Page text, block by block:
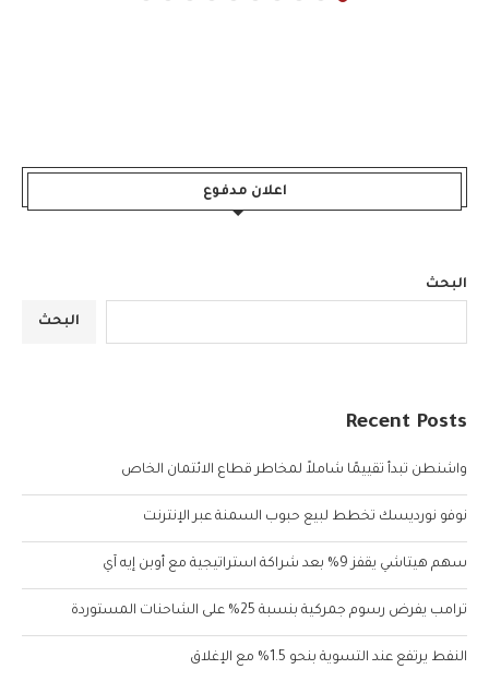
اعلان مدفوع
البحث
البحث
Recent Posts
واشنطن تبدأ تقييمًا شاملاً لمخاطر قطاع الائتمان الخاص
نوفو نورديسك تخطط لبيع حبوب السمنة عبر الإنترنت
سهم هيتاشي يقفز 9% بعد شراكة استراتيجية مع أوبن إيه آي
ترامب يفرض رسوم جمركية بنسبة 25% على الشاحنات المستوردة
النفط يرتفع عند التسوية بنحو 1.5% مع الإغلاق